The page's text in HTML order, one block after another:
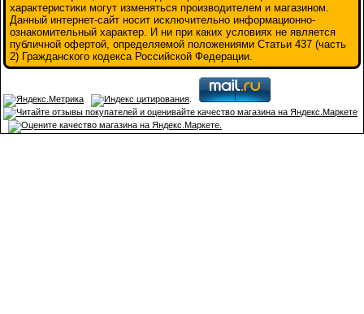
характеристики могут изменяться производителем и магазином.
Данный интернет-сайт носит исключительно информационно-
ознакомительный характер. И ни при каких условиях не является
публичной офертой, определяемой положениями Статьи 437 (часть
2) Гражданского кодекса Российской Федерации.